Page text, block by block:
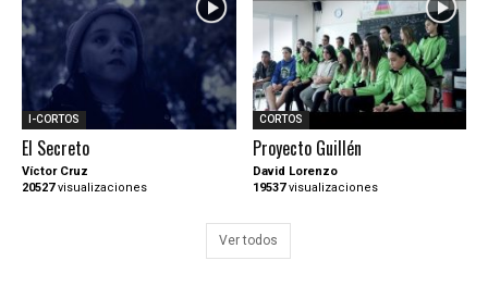
I-CORTOS
El Secreto
Víctor Cruz
20527visualizaciones
CORTOS
Proyecto Guillén
David Lorenzo
19537visualizaciones
Ver todos